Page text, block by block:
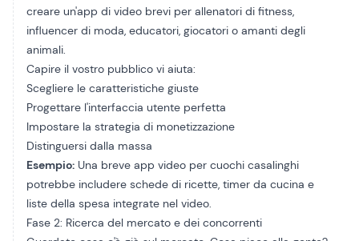
creare un'app di video brevi per allenatori di fitness,
influencer di moda, educatori, giocatori o amanti degli
animali.
Capire il vostro pubblico vi aiuta:
Scegliere le caratteristiche giuste
Progettare l'interfaccia utente perfetta
Impostare la strategia di monetizzazione
Distinguersi dalla massa
Esempio: Una breve app video per cuochi casalinghi
potrebbe includere schede di ricette, timer da cucina e
liste della spesa integrate nel video.
Fase 2: Ricerca del mercato e dei concorrenti